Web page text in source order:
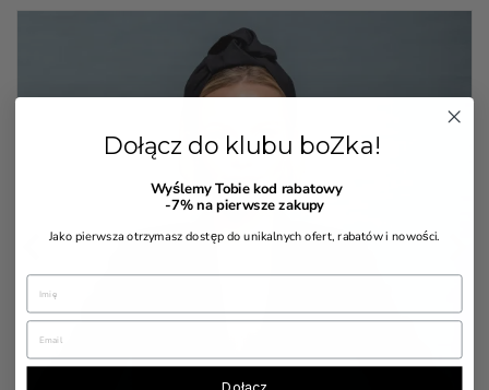
 
Dołącz do klubu boZka!
Wyślemy Tobie kod rabatowy
-7%na pierwsze zakupy
Jako pierwsza otrzymasz dostęp do unikalnych ofert, rabatów i nowości.
Dołącz